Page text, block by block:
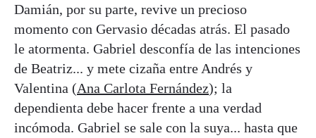
Damián, por su parte, revive un precioso
momento con Gervasio décadas atrás. El pasado
le atormenta. Gabriel desconfía de las intenciones
de Beatriz... y mete cizaña entre Andrés y
Valentina (Ana Carlota Fernández); la
dependienta debe hacer frente a una verdad
incómoda. Gabriel se sale con la suya... hasta que